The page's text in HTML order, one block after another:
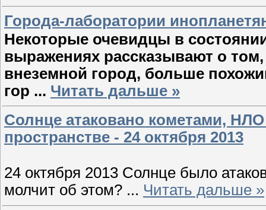
Города-лаборатории
Некоторые очевидцы в
выражениях рассказывают о
внеземной город, больше
гор ... Читать дальше »
Солнце атаковано кометами,
пространстве - 24 октября 2013
24 октября 2013 Солнце было
молчит об этом? ... Читать дальше »